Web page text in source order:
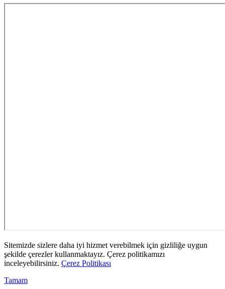
Sitemizde sizlere daha iyi hizmet verebilmek için gizliliğe uygun
şekilde çerezler kullanmaktayız. Çerez politikamızı
inceleyebilirsiniz. Çerez Politikası
Tamam